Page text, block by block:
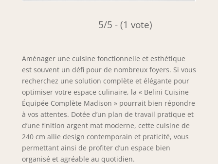
5/5 - (1 vote)
Aménager une cuisine fonctionnelle et esthétique
est souvent un défi pour de nombreux foyers. Si vous
recherchez une solution complète et élégante pour
optimiser votre espace culinaire, la « Belini Cuisine
Équipée Complète Madison » pourrait bien répondre
à vos attentes. Dotée d’un plan de travail pratique et
d’une finition argent mat moderne, cette cuisine de
240 cm allie design contemporain et praticité, vous
permettant ainsi de profiter d’un espace bien
organisé et agréable au quotidien.